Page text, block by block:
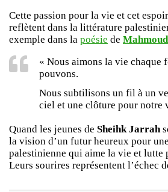
Cette passion pour la vie et cet
reflètent dans la littérature
exemple dans la poésie de
« Nous aimons la vie chaque
pouvons.
Nous subtilisons un fil à un
ciel et une clôture pour notre
Quand les jeunes de Sheihk Jarrah
la vision d’un futur heureux pour
palestinienne qui aime la vie et lutte
Leurs sourires représentent l’échec